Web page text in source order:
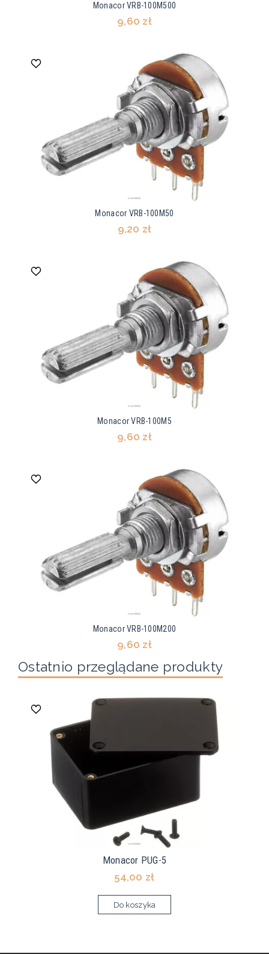
Monacor VRB-100M500
9,60 zł
Monacor VRB-100M50
9,20 zł
Monacor VRB-100M5
9,60 zł
Monacor VRB-100M200
9,60 zł
Ostatnio przeglądane produkty
Monacor PUG-5
54,00 zł
Do koszyka